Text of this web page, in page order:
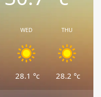
WED
28.1 °c
THU
28.2 °c